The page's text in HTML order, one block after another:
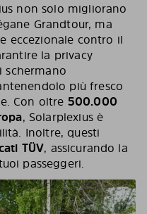
non solo migliorano
Grandtour, ma
eccezionale contro il
la privacy
schermano
più fresco
Con oltre 500.000
, Solarplexius è
Inoltre, questi
TÜV, assicurando la
passeggeri.